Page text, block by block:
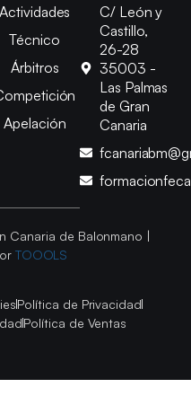
Actividades
Técnico
Árbitros
Apelación
C/ León y
Castillo,
26-28
35003 -
Las Palmas
de Gran
Canaria
de Balonmano |
TOOOLS
Política de Privacidad
Política de Ventas